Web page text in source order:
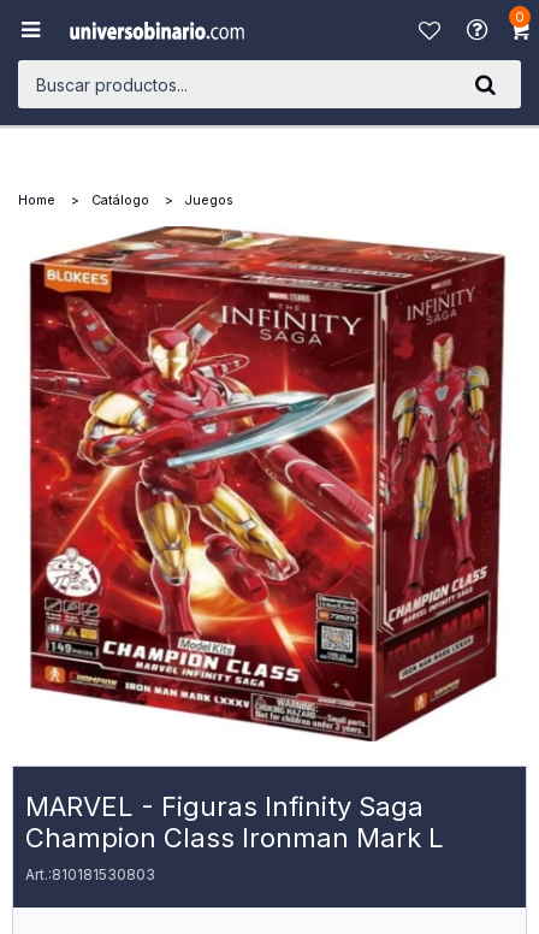
0

Home Catálogo Juegos
MARVEL - Figuras Infinity Saga
Champion Class Ironman Mark L
810181530803